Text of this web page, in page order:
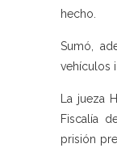
hecho.
Sumó,
vehículos
La jueza
Fiscalía
prisión